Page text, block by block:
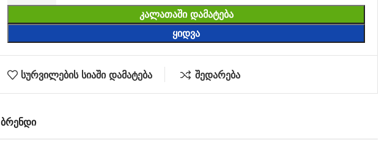
ᲙᲐᲚᲐᲗᲐᲨᲘ ᲓᲐᲛᲐᲢᲔᲑᲐ
ᲧᲘᲓᲕᲐ
სურვილების სიაში დამატება შედარება
ᲑᲠᲔᲜᲓᲘ